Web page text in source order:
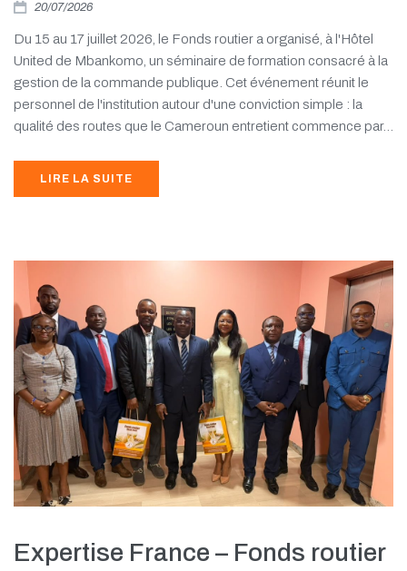
20/07/2026
Du 15 au 17 juillet 2026, le Fonds routier a organisé, à l'Hôtel
United de Mbankomo, un séminaire de formation consacré à la
gestion de la commande publique. Cet événement réunit le
personnel de l'institution autour d'une conviction simple : la
qualité des routes que le Cameroun entretient commence par...
LIRE LA SUITE
Expertise France – Fonds routier